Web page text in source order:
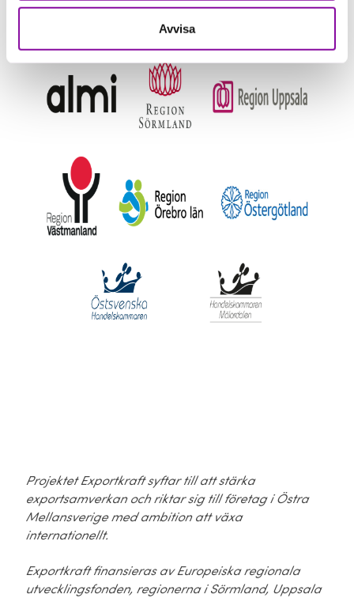
Avvisa
Projektet Exportkraft syftar till att stärka
exportsamverkan och riktar sig till företag i Östra
Mellansverige med ambition att växa
internationellt.
Exportkraft finansieras av Europeiska regionala
utvecklingsfonden, regionerna i Sörmland, Uppsala